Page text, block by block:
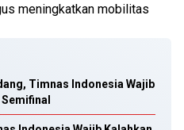
meningkatkan mobilitas
Timnas Indonesia Wajib